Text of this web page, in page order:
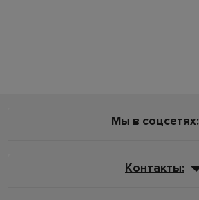
Мы в соцсетях:
Контакты: